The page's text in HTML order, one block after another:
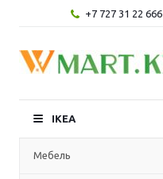
+7 727 31 22 666
IKEA
Мебель